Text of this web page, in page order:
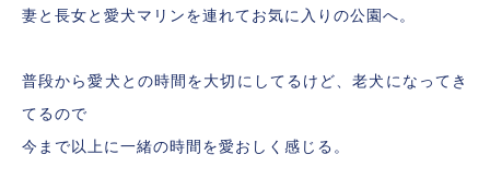
妻と長女と愛犬マリンを連れてお気に入りの公園へ。
普段から愛犬との時間を大切にしてるけど、老犬になってき
てるので
今まで以上に一緒の時間を愛おしく感じる。